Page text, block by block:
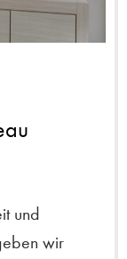
und
wir